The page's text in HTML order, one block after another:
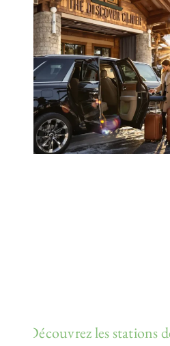
Découvrez les stations